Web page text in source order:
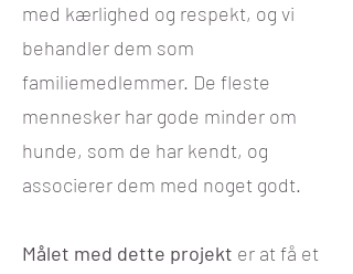
med kærlighed og respekt, og vi
behandler dem som
familiemedlemmer. De fleste
mennesker har gode minder om
hunde, som de har kendt, og
associerer dem med noget godt.
Målet med dette projekt er at få et